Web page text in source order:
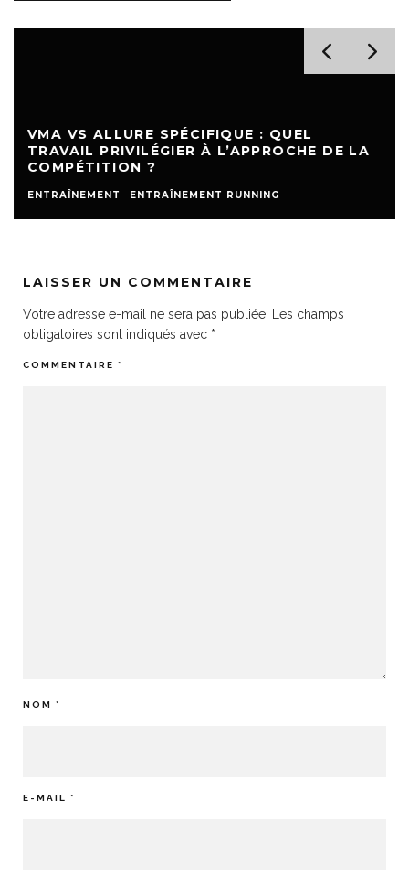
VMA VS ALLURE SPÉCIFIQUE : QUEL
TRAVAIL PRIVILÉGIER À L’APPROCHE DE LA
COMPÉTITION ?
ENTRAÎNEMENT ENTRAÎNEMENT RUNNING
LAISSER UN COMMENTAIRE
Votre adresse e-mail ne sera pas publiée.
Les champs
obligatoires sont indiqués avec *
COMMENTAIRE *
NOM *
E-MAIL *